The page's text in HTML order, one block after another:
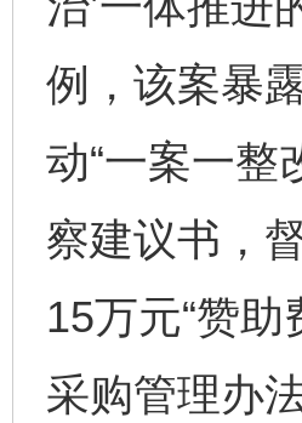
例，该案暴
动“一案一整
察建议书，
15万元“赞
采购管理办